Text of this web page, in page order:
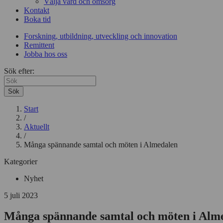
Kontakt
Boka tid
Forskning, utbildning, utveckling och innovation
Remittent
Jobba hos oss
Sök efter:
Sök
Start
/
Aktuellt
/
Många spännande samtal och möten i Almedalen
Kategorier
Nyhet
5 juli 2023
Många spännande samtal och möten i